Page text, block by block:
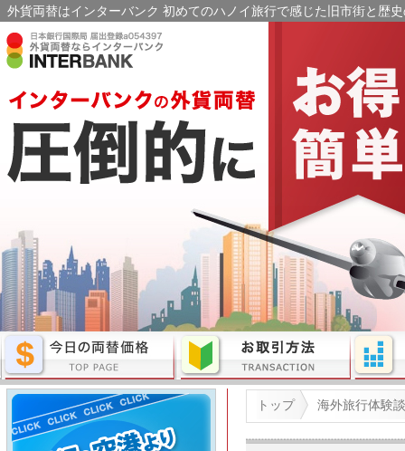
外貨両替はインターバンク 初めてのハノイ旅行で感じた旧市街と歴
トップ 海外旅行体験談